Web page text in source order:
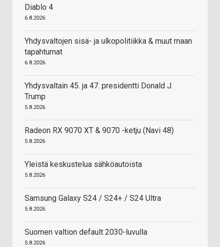
Diablo 4
6.8.2026
Yhdysvaltojen sisä- ja ulkopolitiikka & muut maan
tapahtumat
6.8.2026
Yhdysvaltain 45. ja 47. presidentti Donald J.
Trump
5.8.2026
Radeon RX 9070 XT & 9070 -ketju (Navi 48)
5.8.2026
Yleistä keskustelua sähköautoista
5.8.2026
Samsung Galaxy S24 / S24+ / S24 Ultra
5.8.2026
Suomen valtion default 2030-luvulla
5.8.2026